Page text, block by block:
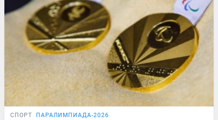
СПОРТ ПАРАЛИМПИАДА-2026